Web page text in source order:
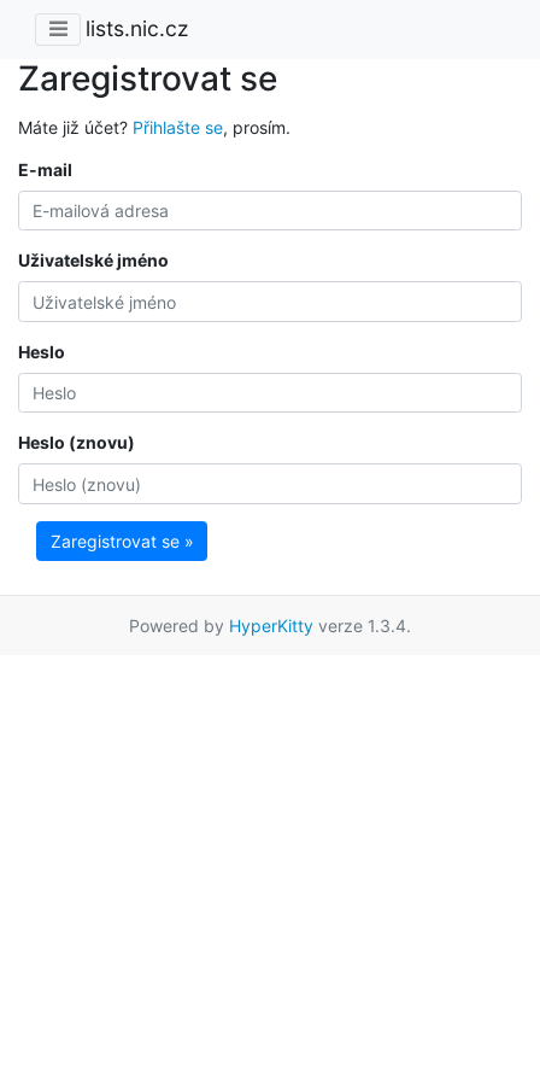
lists.nic.cz
Zaregistrovat se
Máte již účet? Přihlašte se, prosím.
E-mail
Uživatelské jméno
Heslo
Heslo (znovu)
Zaregistrovat se »
Powered by HyperKitty verze 1.3.4.